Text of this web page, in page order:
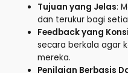
Tujuan yang Jelas:
dan terukur bagi
Feedback yang
secara berkala agar
mereka.
Penilaian Berbasis